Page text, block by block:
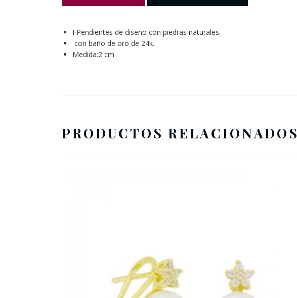
FPendientes de diseño con piedras naturales.
con baño de oro de 24k.
Medida:2 cm
PRODUCTOS RELACIONADOS